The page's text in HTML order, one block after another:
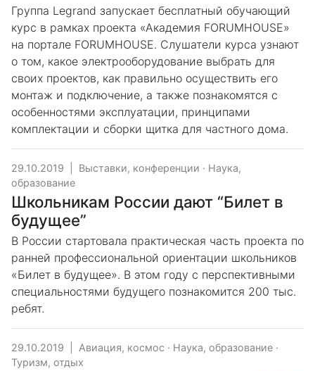
Группа Legrand запускает бесплатный обучающий
курс в рамках проекта «Академия FORUMHOUSE»
на портале FORUMHOUSE. Слушатели курса узнают
о том, какое электрооборудование выбрать для
своих проектов, как правильно осуществить его
монтаж и подключение, а также познакомятся с
особенностями эксплуатации, принципами
комплектации и сборки щитка для частного дома.
29.10.2019 Выставки, конференции · Наука,
образование
Школьникам России дают “Билет в
будущее”
В России стартовала практическая часть проекта по
ранней профессиональной ориентации школьников
«Билет в будущее». В этом году с перспективными
специальностями будущего познакомится 200 тыс.
ребят.
29.10.2019 Авиация, космос · Наука, образование ·
Туризм, отдых